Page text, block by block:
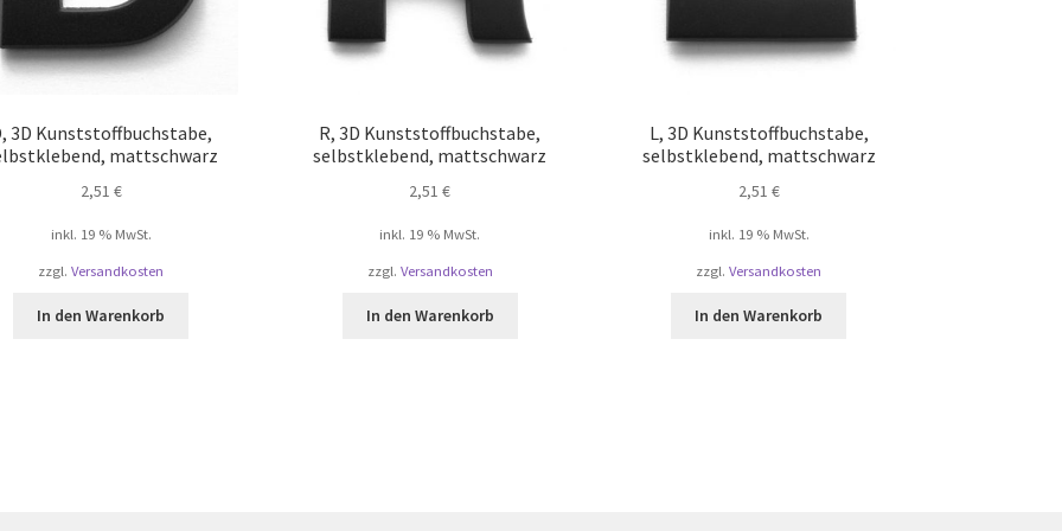
3D Kunststoffbuchstabe,
mattschwarz
2,51 €
inkl. 19 % MwSt.
zzgl.Versandkosten
In den Warenkorb
R, 3D Kunststoffbuchstabe,
selbstklebend, mattschwarz
2,51€
inkl. 19 % MwSt.
zzgl. Versandkosten
In den Warenkorb
L, 3D Kunststoffbuchstabe,
selbstklebend, mattschwarz
2,51 €
inkl. 19 % MwSt.
zzgl.Versandkosten
In den Warenkorb